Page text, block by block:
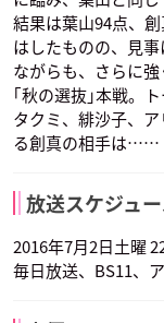
結果は葉山94点、
はしたものの、見
ながらも、さらに
｢秋の選抜｣本戦。
タクミ、緋沙子、
る創真の相手は……
放送スケジュ
2016年7月2日土曜
毎日放送、BS11、